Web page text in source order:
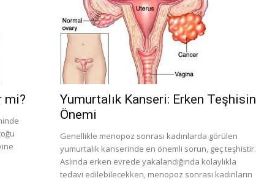
mi?
Yumurtalık Kanseri: Erken Teşhisin
Önemi
Genellikle menopoz sonrası kadınlarda görülen
yumurtalık kanserinde en önemli sorun, geç teşhistir.
Aslında erken evrede yakalandığında kolaylıkla
tedavi edilebilecekken, menopoz sonrası kadınların